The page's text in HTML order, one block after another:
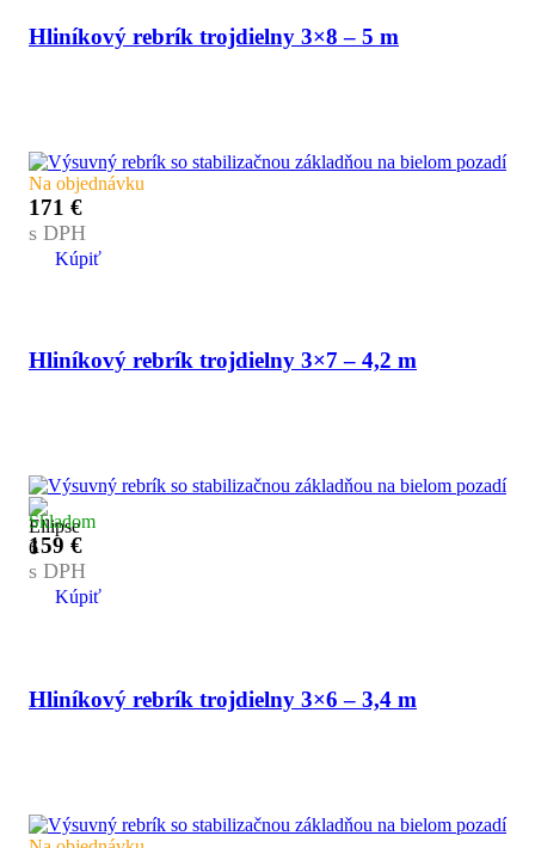
Hliníkový rebrík trojdielny 3×8 – 5 m
Na objednávku
171 €
s DPH
Kúpiť
Hliníkový rebrík trojdielny 3×7 – 4,2 m
Skladom
159 €
s DPH
Kúpiť
Hliníkový rebrík trojdielny 3×6 – 3,4 m